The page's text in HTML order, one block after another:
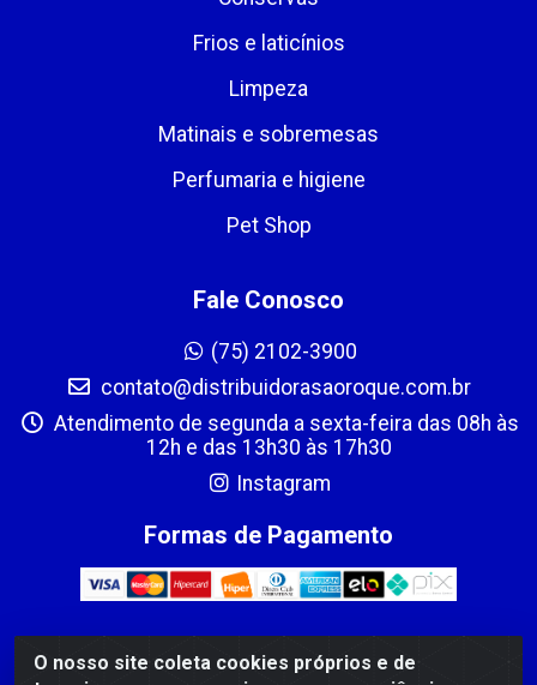
O nosso site coleta cookies próprios e de
Frios e laticínios
Limpeza
Matinais e sobremesas
Perfumaria e higiene
Pet Shop
Fale Conosco
(75) 2102-3900
contato@distribuidorasaoroque.com.br
Atendimento de segunda a sexta-feira das 08h às
12h e das 13h30 às 17h30
Instagram
Formas de Pagamento
DIST DE PROD ALIM SÃO ROQUE LTDA - AVENIDA PROBAHIA,